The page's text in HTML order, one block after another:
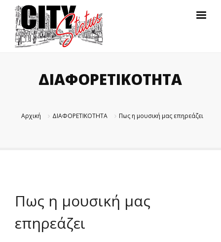
ΔΙΑΦΟΡΕΤΙΚΟΤΗΤΑ
Αρχική ΔΙΑΦΟΡΕΤΙΚΟΤΗΤΑ Πως η μουσική μας επηρεάζει
Πως η μουσική μας
επηρεάζει